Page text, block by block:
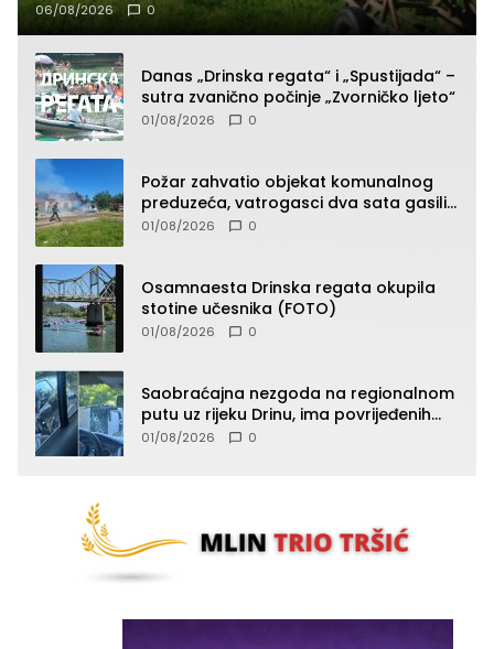
06/08/2026 0
Danas „Drinska regata“ i „Spustijada“ –
sutra zvanično počinje „Zvorničko ljeto“
01/08/2026 0
Požar zahvatio objekat komunalnog
preduzeća, vatrogasci dva sata gasili
vatru (FOTO)
01/08/2026 0
Osamnaesta Drinska regata okupila
stotine učesnika (FOTO)
01/08/2026 0
Saobraćajna nezgoda na regionalnom
putu uz rijeku Drinu, ima povrijeđenih
lica (FOTO)
01/08/2026 0